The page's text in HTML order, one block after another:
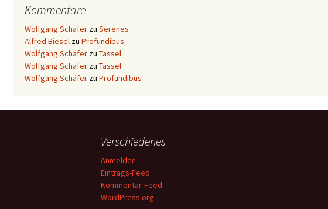
Kommentare
Wolfgang Schäfer zu Serenes
Alfred Biesel zu Profundibus
Wolfgang Schäfer zu Tassel
Wolfgang Schäfer zu Tassel
Wolfgang Schäfer zu Profundibus
Verschiedenes
Anmelden
Eintrags-Feed
Kommentar-Feed
WordPress.org